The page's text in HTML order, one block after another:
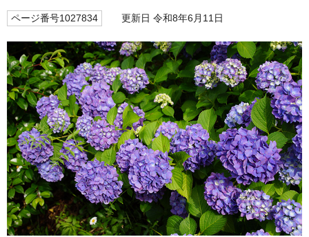
ページ番号1027834 更新日 令和8年6月11日